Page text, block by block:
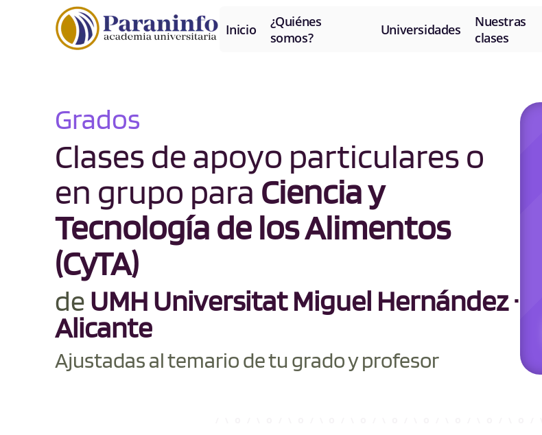
Inicio
¿Quiénes
somos?
Universidades
Nuestras
clases
Grados
Clases de apoyo particulares o
en grupo para Ciencia y
Tecnología de los Alimentos
(CyTA)
de UMH Universitat Miguel Hernández ·
Alicante
Ajustadas al temario de tu grado y profesor